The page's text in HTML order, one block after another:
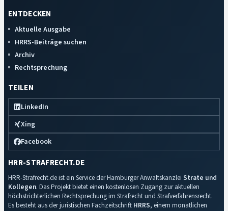
ENTDECKEN
Aktuelle Ausgabe
HRRS-Beiträge suchen
Archiv
Rechtsprechung
TEILEN
LinkedIn
Xing
Facebook
HRR-STRAFRECHT.DE
HRR-Strafrecht.de ist ein Service der Hamburger Anwaltskanzlei Strate und
Kollegen. Das Projekt bietet einen kostenlosen Zugang zur aktuellen
höchstrichterlichen Rechtsprechung im Strafrecht und Strafverfahrensrecht.
Es besteht aus der juristischen Fachzeitschrift HRRS, einem monatlichen